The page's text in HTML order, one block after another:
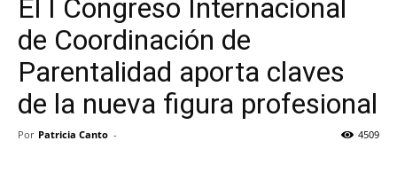
El I Congreso Internacional
de Coordinación de
Parentalidad aporta claves
de la nueva figura profesional
Por Patricia Canto - 4509